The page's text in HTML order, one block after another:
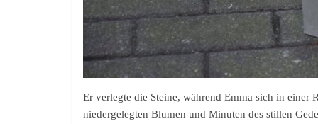
Er verlegte die Steine, während Emma sich in einer
niedergelegten Blumen und Minuten des stillen